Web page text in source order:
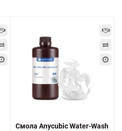
Смола Anycubic Water-Wash